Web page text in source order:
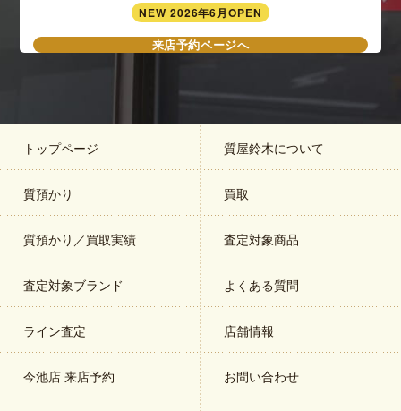
NEW 2026年6月OPEN
来店予約ページへ
トップページ 質屋鈴木について
質預かり 買取
質預かり／買取実績 査定対象商品
査定対象ブランド よくある質問
ライン査定 店舗情報
今池店 来店予約 お問い合わせ